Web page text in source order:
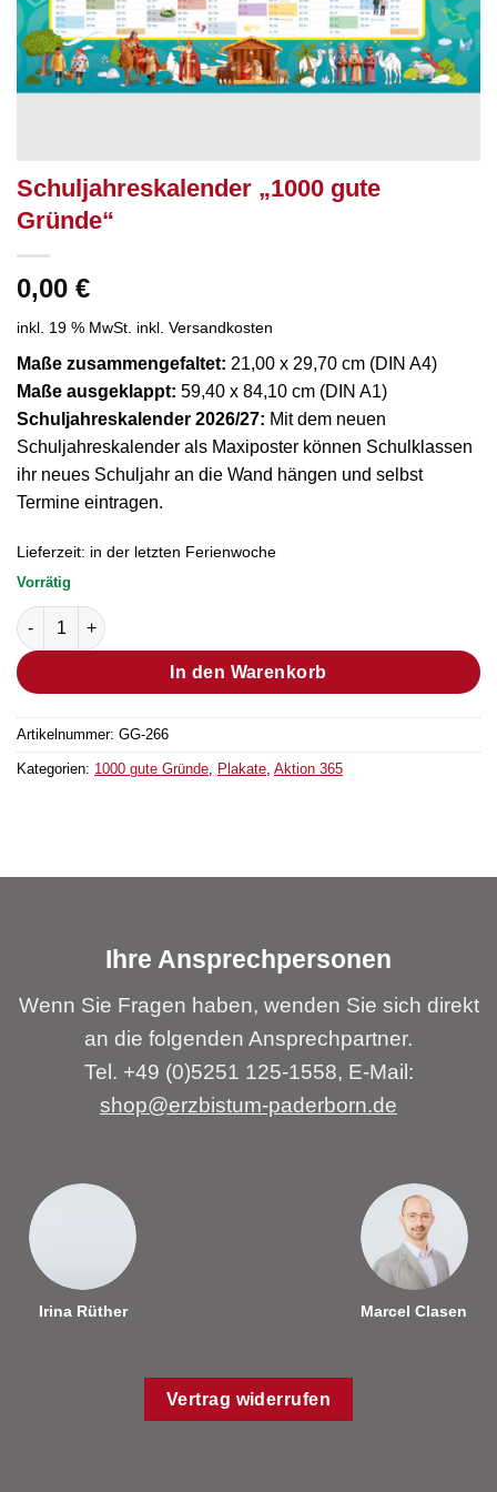
Schuljahreskalender „1000 gute
Gründe“
0,00 €
inkl. 19 % MwSt. inkl. Versandkosten
Maße zusammengefaltet: 21,00 x 29,70 cm (DIN A4)
Maße ausgeklappt: 59,40 x 84,10 cm (DIN A1)
Schuljahreskalender 2026/27: Mit dem neuen
Schuljahreskalender als Maxiposter können Schulklassen
ihr neues Schuljahr an die Wand hängen und selbst
Termine eintragen.
Lieferzeit: in der letzten Ferienwoche
Vorrätig
Schuljahreskalender „1000 gute Gründe“ Menge
In den Warenkorb
Artikelnummer: GG-266
Kategorien: 1000 gute Gründe Plakate Aktion 365
Ihre Ansprechpersonen
Wenn Sie Fragen haben, wenden Sie sich direkt
an die folgenden Ansprechpartner.
Tel. +49 (0)5251 125-1558, E-Mail:
shop@erzbistum-paderborn.de
Irina Rüther Marcel Clasen
Vertrag widerrufen